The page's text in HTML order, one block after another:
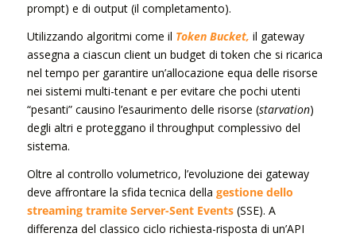
prompt) e di output (il completamento).
Utilizzando algoritmi come il Token Bucket, il gateway
assegna a ciascun client un budget di token che si ricarica
nel tempo per garantire un’allocazione equa delle risorse
nei sistemi multi-tenant e per evitare che pochi utenti
“pesanti” causino l’esaurimento delle risorse (starvation)
degli altri e proteggano il throughput complessivo del
sistema.
Oltre al controllo volumetrico, l’evoluzione dei gateway
deve affrontare la sfida tecnica della gestione dello
streaming tramite Server-Sent Events(SSE). A
differenza del classico ciclo richiesta-risposta di un’API